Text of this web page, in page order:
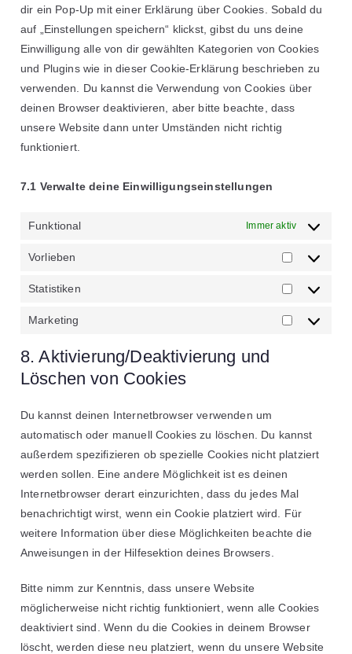
dir ein Pop-Up mit einer Erklärung über Cookies. Sobald du
auf „Einstellungen speichern“ klickst, gibst du uns deine
Einwilligung alle von dir gewählten Kategorien von Cookies
und Plugins wie in dieser Cookie-Erklärung beschrieben zu
verwenden. Du kannst die Verwendung von Cookies über
deinen Browser deaktivieren, aber bitte beachte, dass
unsere Website dann unter Umständen nicht richtig
funktioniert.
7.1 Verwalte deine Einwilligungseinstellungen
Funktional Immer aktiv
Vorlieben
Statistiken
Marketing
8. Aktivierung/Deaktivierung und
Löschen von Cookies
Du kannst deinen Internetbrowser verwenden um
automatisch oder manuell Cookies zu löschen. Du kannst
außerdem spezifizieren ob spezielle Cookies nicht platziert
werden sollen. Eine andere Möglichkeit ist es deinen
Internetbrowser derart einzurichten, dass du jedes Mal
benachrichtigt wirst, wenn ein Cookie platziert wird. Für
weitere Information über diese Möglichkeiten beachte die
Anweisungen in der Hilfesektion deines Browsers.
Bitte nimm zur Kenntnis, dass unsere Website
möglicherweise nicht richtig funktioniert, wenn alle Cookies
deaktiviert sind. Wenn du die Cookies in deinem Browser
löscht, werden diese neu platziert, wenn du unsere Website